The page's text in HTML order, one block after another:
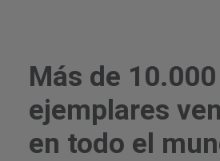
Más de 10.000
ejemplares
en todo el